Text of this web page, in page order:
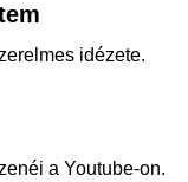
idézete.
a Youtube-on.